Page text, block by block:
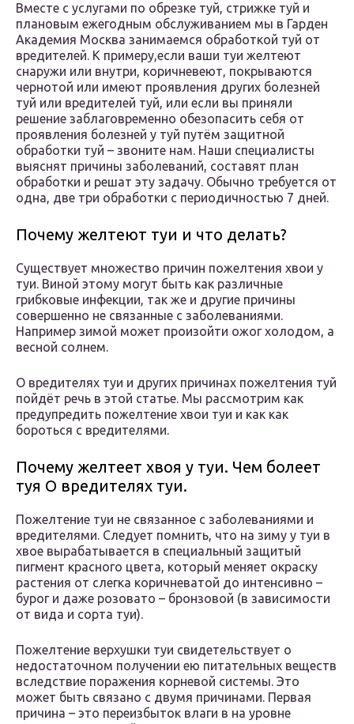
Вместе с услугами по обрезке туй, стрижке туй и
плановым ежегодным обслуживанием мы в Гарден
Академия Москва занимаемся обработкой туй от
вредителей. К примеру,если ваши туи желтеют
снаружи или внутри, коричневеют, покрываются
чернотой или имеют проявления других болезней
туй или вредителей туй, или если вы приняли
решение заблаговременно обезопасить себя от
проявления болезней у туй путём защитной
обработки туй – звоните нам. Наши специалисты
выяснят причины заболеваний, составят план
обработки и решат эту задачу. Обычно требуется от
одна, две три обработки с периодичностью 7 дней.
Почему желтеют туи и что делать?
Существует множество причин пожелтения хвои у
туи. Виной этому могут быть как различные
грибковые инфекции, так же и другие причины
совершенно не связанные с заболеваниями.
Например зимой может произойти ожог холодом, а
весной солнем.
О вредителях туи и других причинах пожелтения туй
пойдёт речь в этой статье. Мы рассмотрим как
предупредить пожелтение хвои туи и как как
бороться с вредителями.
Почему желтеет хвоя у туи. Чем болеет
туя О вредителях туи.
Пожелтение туи не связанное с заболеваниями и
вредителями. Следует помнить, что на зиму у туи в
хвое вырабатывается в специальный защитый
пигмент красного цвета, который меняет окраску
растения от слегка коричневатой до интенсивно –
бурог и даже розовато – бронзовой (в зависимости
от вида и сорта туи).
Пожелтение верхушки туи свидетельствует о
недостаточном получении ею питательных веществ
вследствие поражения корневой системы. Это
может быть связано с двумя причинами. Первая
причина – это переизбыток влаги в на уровне